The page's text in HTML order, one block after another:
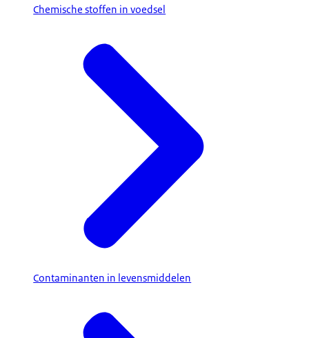
Chemische stoffen in voedsel
Contaminanten in levensmiddelen